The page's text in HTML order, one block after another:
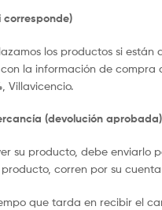
corresponde)
los productos si
la información de compra
Villavicencio.
(devolución aprobada)
su producto, debe enviarlo
corren por su
que tarda en recibir el